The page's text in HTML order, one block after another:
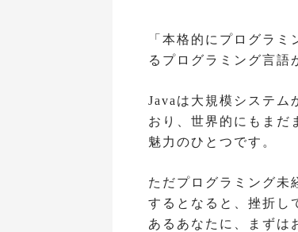
「本格的にプログラ
るプログラミング言語
Javaは大規模システム
おり、世界的にもまだ
魅力のひとつです。
ただプログラミング未
するとなると、挫折し
あるあなたに、まずは